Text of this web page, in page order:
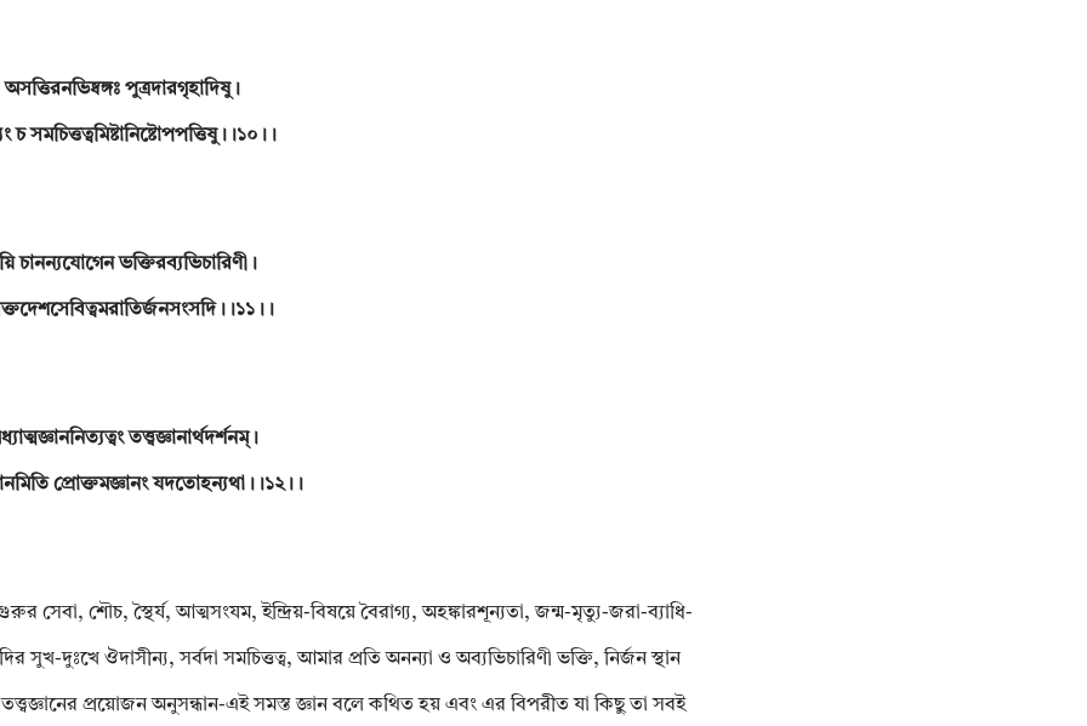
অসত্তিরনভিষ্বঙ্গঃ পুত্রদারগৃহাদিষু।
চ সমচিত্তত্বমিষ্টানিষ্টোপপত্তিষু।।১০।।
চানন্যযোগেন ভক্তিরব্যভিচারিণী।
তত্ত্বজ্ঞানার্থদর্শনম্।
প্রোক্তমজ্ঞানং যদতোহন্যথা।।১২।।
সেবা, শৌচ, স্থৈর্য, আত্মসংযম, ইন্দ্রিয়-বিষয়ে বৈরাগ্য, অহঙ্কারশূন্যতা, জন্ম-মৃত্যু-জরা-ব্যাধি-
সুখ-দুঃখে ঔদাসীন্য, সর্বদা সমচিত্তত্ব, আমার প্রতি অনন্যা ও অব্যভিচারিণী ভক্তি, নির্জন স্থান
তত্ত্বজ্ঞানের প্রয়োজন অনুসন্ধান-এই সমস্ত জ্ঞান বলে কথিত হয় এবং এর বিপরীত যা কিছু তা সবই